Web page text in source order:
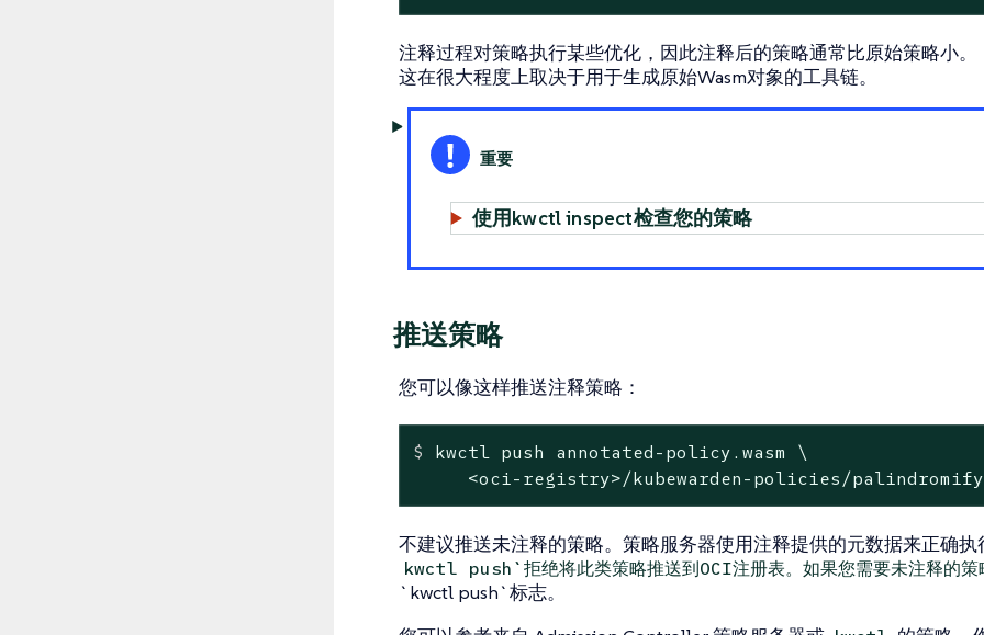
注释过程对策略执行某些优化，因此注释后的策略通常比原始策略小。
这在很大程度上取决于用于生成原始Wasm对象的工具链。
使用kwctl inspect检查您的策略
推送策略
您可以像这样推送注释策略：
$
kwctl push annotated-policy.wasm \
<oci-registry>/kubewarden-policies/
不建议推送未注释的策略。策略服务器使用注释提供的元数据来正确执
kwctl push`拒绝将此类策略推送到OCI注册表。如果您需要未注释的策
`kwctl push`标志。